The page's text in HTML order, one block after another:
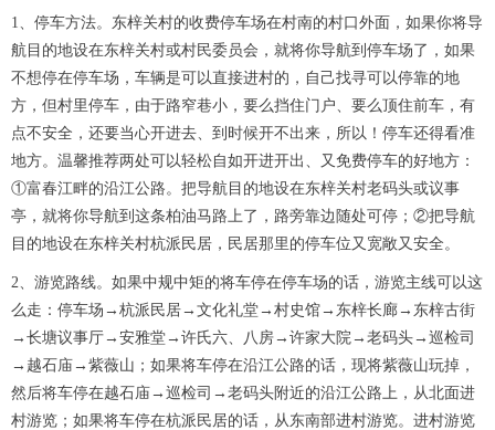
1、停车方法。东梓关村的收费停车场在村南的村口外面，如果你将导
航目的地设在东梓关村或村民委员会，就将你导航到停车场了，如果
不想停在停车场，车辆是可以直接进村的，自己找寻可以停靠的地
方，但村里停车，由于路窄巷小，要么挡住门户、要么顶住前车，有
点不安全，还要当心开进去、到时候开不出来，所以！停车还得看准
地方。温馨推荐两处可以轻松自如开进开出、又免费停车的好地方：
①富春江畔的沿江公路。把导航目的地设在东梓关村老码头或议事
亭，就将你导航到这条柏油马路上了，路旁靠边随处可停；②把导航
目的地设在东梓关村杭派民居，民居那里的停车位又宽敞又安全。
2、游览路线。如果中规中矩的将车停在停车场的话，游览主线可以这
么走：停车场→杭派民居→文化礼堂→村史馆→东梓长廊→东梓古街
→长塘议事厅→安雅堂→许氏六、八房→许家大院→老码头→巡检司
→越石庙→紫薇山；如果将车停在沿江公路的话，现将紫薇山玩掉，
然后将车停在越石庙→巡检司→老码头附近的沿江公路上，从北面进
村游览；如果将车停在杭派民居的话，从东南部进村游览。进村游览